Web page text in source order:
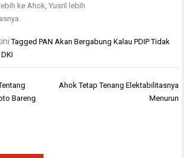
ke Ahok, Yusril lebih
TaggedPAN Akan Bergabung Kalau PDIP Tidak
Bareng
Ahok Tetap Tenang Elektabilitasnya
Menurun